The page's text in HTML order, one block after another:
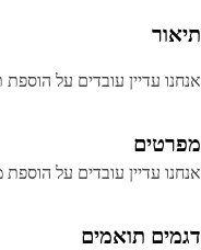
עדיין עובדים על הוספת
עדיין עובדים על הוספת
תואמים